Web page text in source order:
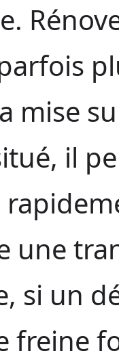
mise
il
une
si un
freine